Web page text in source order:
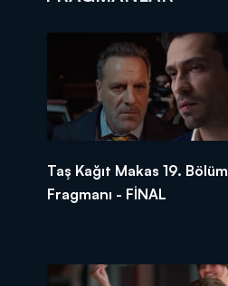
Taş Kağıt Makas 19. Bölüm
Fragmanı - FİNAL